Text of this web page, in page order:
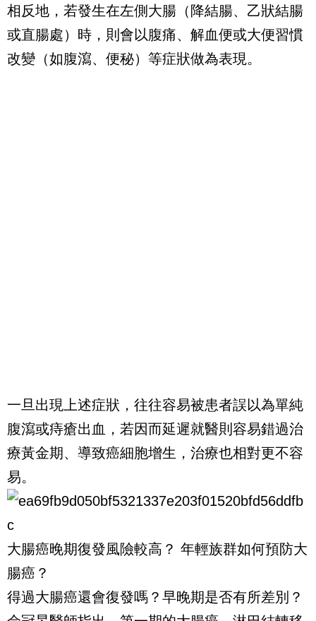
相反地，若發生在左側大腸（降結腸、乙狀結腸
或直腸處）時，則會以腹痛、解血便或大便習慣
改變（如腹瀉、便秘）等症狀做為表現。
一旦出現上述症狀，往往容易被患者誤以為單純
腹瀉或痔瘡出血，若因而延遲就醫則容易錯過治
療黃金期、導致癌細胞增生，治療也相對更不容
易。
大腸癌晚期復發風險較高？ 年輕族群如何預防大
腸癌？
得過大腸癌還會復發嗎？早晚期是否有所差別？